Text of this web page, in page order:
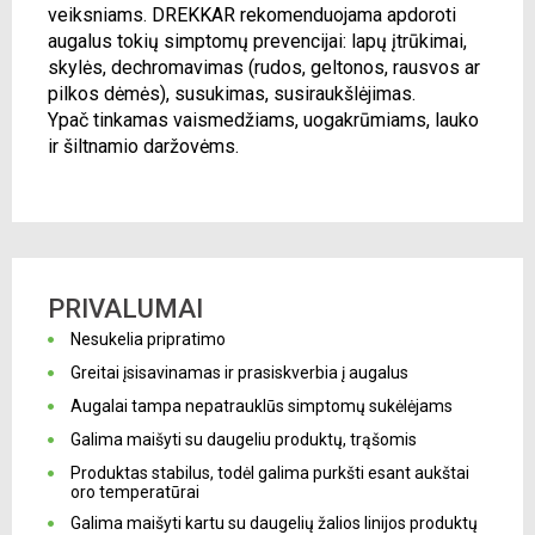
veiksniams. DREKKAR rekomenduojama apdoroti
augalus tokių simptomų prevencijai: lapų įtrūkimai,
skylės, dechromavimas (rudos, geltonos, rausvos ar
pilkos dėmės), susukimas, susiraukšlėjimas.
Ypač tinkamas vaismedžiams, uogakrūmiams, lauko
ir šiltnamio daržovėms.
PRIVALUMAI
Nesukelia pripratimo
Greitai įsisavinamas ir prasiskverbia į augalus
Augalai tampa nepatrauklūs simptomų sukėlėjams
Galima maišyti su daugeliu produktų, trąšomis
Produktas stabilus, todėl galima purkšti esant aukštai
oro temperatūrai
Galima maišyti kartu su daugelių žalios linijos produktų